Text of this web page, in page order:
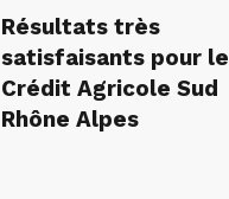
Résultats très
satisfaisants pour le
Crédit Agricole Sud
Rhône Alpes